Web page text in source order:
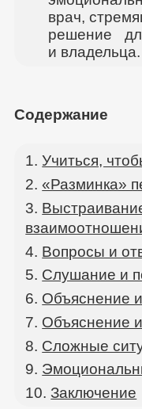
врач,
решение
и владельца.
Содержание
Учиться,
«Разминка»
Вопросы и
Слушание и
Объяснение
Объяснение
Сложные
Заключение